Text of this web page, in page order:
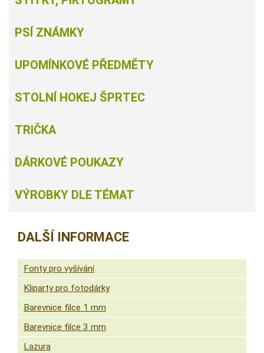
PSÍ ZNÁMKY
UPOMÍNKOVÉ PŘEDMĚTY
STOLNÍ HOKEJ ŠPRTEC
TRIČKA
DÁRKOVÉ POUKAZY
VÝROBKY DLE TÉMAT
DALŠÍ INFORMACE
Fonty pro vyšívání
Kliparty pro fotodárky
Barevnice filce 1 mm
Barevnice filce 3 mm
Lazura